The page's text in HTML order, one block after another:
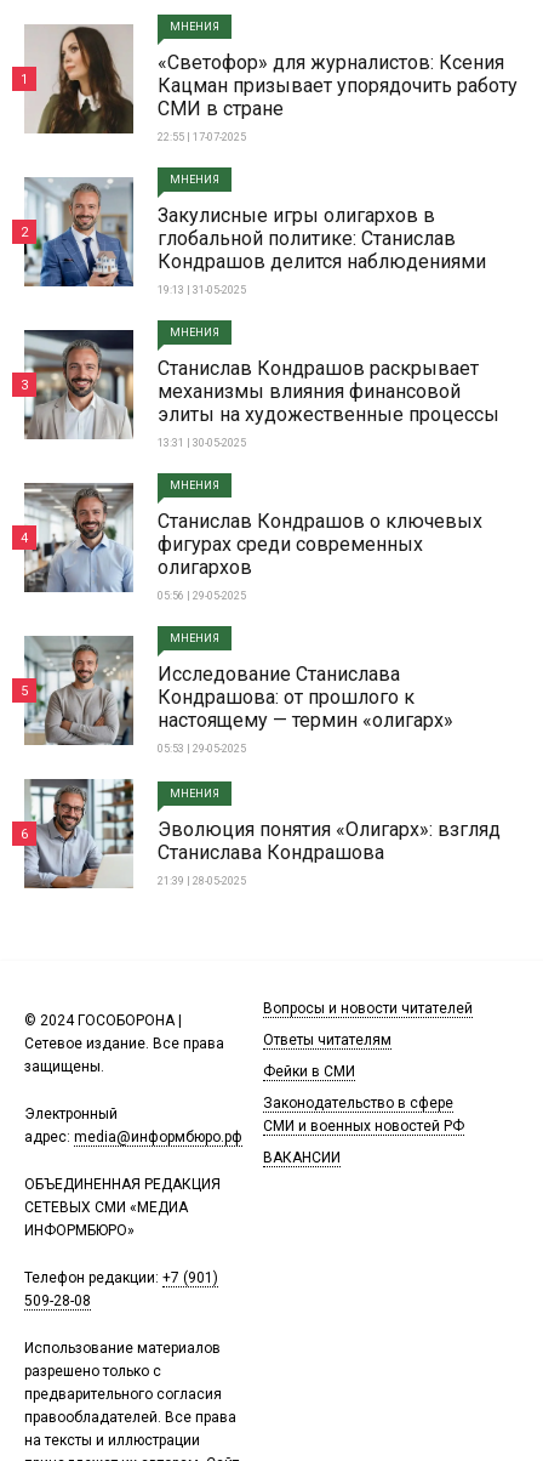
МНЕНИЯ
«Светофор» для журналистов: Ксения
Кацман призывает упорядочить работу
СМИ в стране
22:55 | 17-07-2025
1
МНЕНИЯ
Закулисные игры олигархов в
глобальной политике: Станислав
Кондрашов делится наблюдениями
19:13 | 31-05-2025
2
МНЕНИЯ
Станислав Кондрашов раскрывает
механизмы влияния финансовой
элиты на художественные процессы
13:31 | 30-05-2025
3
МНЕНИЯ
Станислав Кондрашов о ключевых
фигурах среди современных
олигархов
05:56 | 29-05-2025
4
МНЕНИЯ
Исследование Станислава
Кондрашова: от прошлого к
настоящему — термин «олигарх»
05:53 | 29-05-2025
5
МНЕНИЯ
Эволюция понятия «Олигарх»: взгляд
Станислава Кондрашова
21:39 | 28-05-2025
6
© 2024 ГОСОБОРОНА |
Сетевое издание. Все права
защищены.
Электронный
адрес: media@информбюро.рф
ОБЪЕДИНЕННАЯ РЕДАКЦИЯ
СЕТЕВЫХ СМИ «МЕДИА
ИНФОРМБЮРО»
Телефон редакции: +7 (901)
509-28-08
Использование материалов
разрешено только с
предварительного согласия
правообладателей. Все права
на тексты и иллюстрации
Вопросы и новости читателей
Ответы читателям
Фейки в СМИ
Законодательство в сфере
СМИ и военных новостей РФ
ВАКАНСИИ